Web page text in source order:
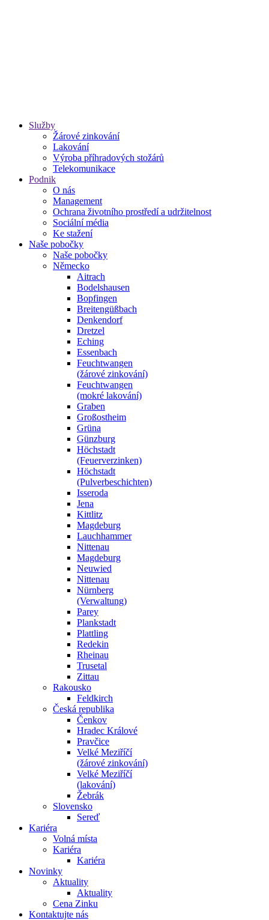
Služby
Žárové zinkování
Lakování
Výroba příhradových stožárů
Telekomunikace
Podnik
O nás
Management
Ochrana životního prostředí a udržitelnost
Sociální média
Ke stažení
Naše pobočky
Naše pobočky
Německo
Aitrach
Bodelshausen
Bopfingen
Breitengüßbach
Denkendorf
Dretzel
Eching
Essenbach
Feuchtwangen
(žárové zinkování)
Feuchtwangen
(mokré lakování)
Graben
Großostheim
Grüna
Günzburg
Höchstadt
(Feuerverzinken)
Höchstadt
(Pulverbeschichten)
Isseroda
Jena
Kittlitz
Magdeburg
Lauchhammer
Nittenau
Magdeburg
Neuwied
Nittenau
Nürnberg
(Verwaltung)
Parey
Plankstadt
Plattling
Redekin
Rheinau
Trusetal
Zittau
Rakousko
Feldkirch
Česká republika
Čenkov
Hradec Králové
Pravčice
Velké Meziříčí
(žárové zinkování)
Velké Meziříčí
(lakování)
Žebrák
Slovensko
Sereď
Kariéra
Volná místa
Kariéra
Kariéra
Novinky
Aktuality
Aktuality
Cena Zinku
Kontaktujte nás